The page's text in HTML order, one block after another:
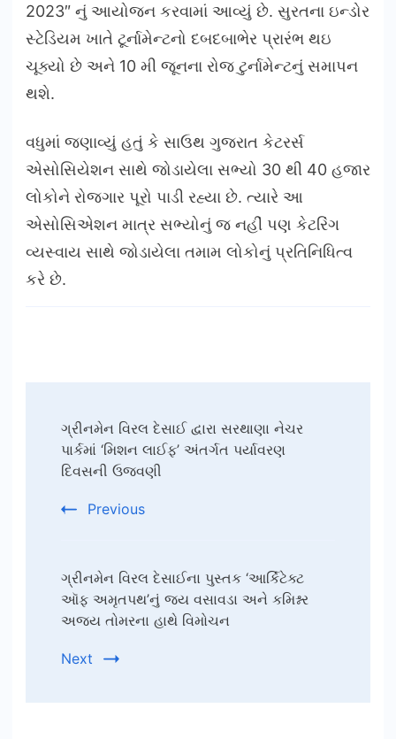
2023″ નું આયોજન કરવામાં આવ્યું છે. સુરતના ઇન્ડોર
સ્ટેડિયમ ખાતે ટૂર્નામેન્ટનો દબદબાભેર પ્રારંભ થઇ
ચૂક્યો છે અને 10 મી જૂનના રોજ ટુર્નામેન્ટનું સમાપન
થશે.
વધુમાં જણાવ્યું હતું કે સાઉથ ગુજરાત કેટરર્સ
એસોસિયેશન સાથે જોડાયેલા સભ્યો 30 થી 40 હજાર
લોકોને રોજગાર પૂરો પાડી રહ્યા છે. ત્યારે આ
એસોસિએશન માત્ર સભ્યોનું જ નહીં પણ કેટરિંગ
વ્યસ્વાય સાથે જોડાયેલા તમામ લોકોનું પ્રતિનિધિત્વ
કરે છે.
Navigation
ગ્રીનમેન વિરલ દેસાઈ દ્વારા સરથાણા નેચર
પાર્કમાં ‘મિશન લાઈફ’ અંતર્ગત પર્યાવરણ
દિવસની ઉજવણી
Previous
ગ્રીનમેન વિરલ દેસાઈના પુસ્તક ‘આર્કિટેક્ટ
ઑફ અમૃતપથ’નું જય વસાવડા અને કમિશ્નર
અજય તોમરના હાથે વિમોચન
Next